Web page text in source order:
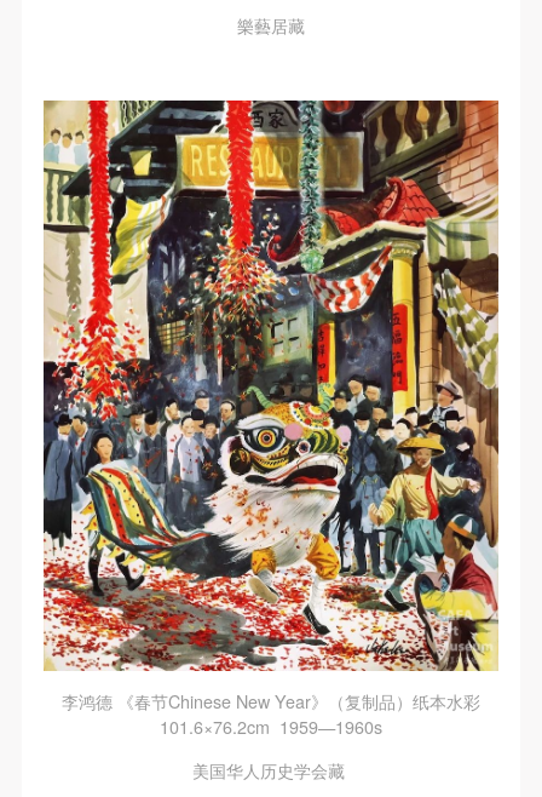
樂藝居藏
李鸿德 《春节Chinese New Year》（复制品）纸本水彩
101.6×76.2cm 1959—1960s
美国华人历史学会藏